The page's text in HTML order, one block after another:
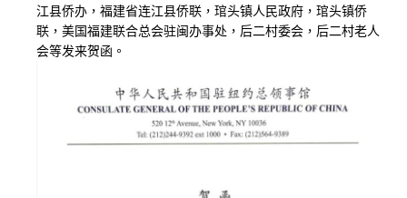
江县侨办，福建省连江县侨联，琯头镇人民政府，琯头镇侨
联，美国福建联合总会驻闽办事处，后二村委会，后二村老人
会等发来贺函。